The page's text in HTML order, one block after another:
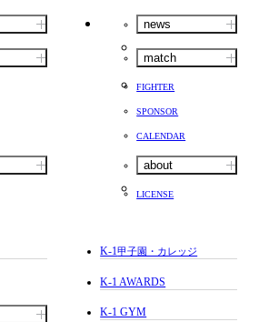
news
match
FIGHTER
SPONSOR
CALENDAR
about
LICENSE
K-1甲子園・カレッジ
K-1 AWARDS
K-1 GYM